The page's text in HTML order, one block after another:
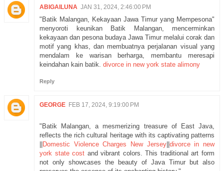
ABIGAILUNA JAN 31, 2024, 2:46:00 PM
"Batik Malangan, Kekayaan Jawa Timur yang Mempesona"
menyoroti keunikan Batik Malangan, mencerminkan
kekayaan dan pesona budaya Jawa Timur melalui corak dan
motif yang khas, dan membuatnya perjalanan visual yang
mendalam ke warisan berharga, membantu meresapi
keindahan kain batik. divorce in new york state alimony
Reply
GEORGE FEB 17, 2024, 9:19:00 PM
"Batik Malangan, a mesmerizing treasure of East Java,
reflects the rich cultural heritage with its captivating patterns
||Domestic Violence Charges New Jersey||divorce in new
york state cost and vibrant colors. This traditional art form
not only showcases the beauty of Java Timur but also